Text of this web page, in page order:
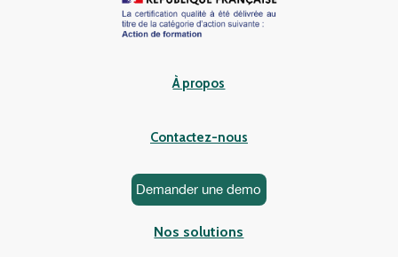
À propos
Contactez-nous
Demander une demo
Nos solutions